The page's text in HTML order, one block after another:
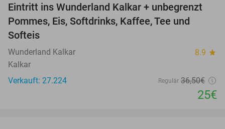
32%
Eintritt ins Wunderland Kalkar + unbegrenzt
Pommes, Eis, Softdrinks, Kaffee, Tee und
Softeis
Wunderland Kalkar 8.9 star
Kalkar
Verkauft: 27.224
Regulär 36,50€
25€